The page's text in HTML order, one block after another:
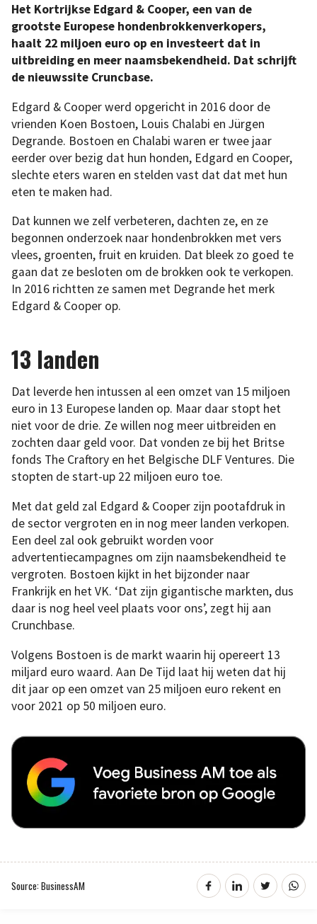
Het Kortrijkse Edgard & Cooper, een van de
grootste Europese hondenbrokkenverkopers,
haalt 22 miljoen euro op en investeert dat in
uitbreiding en meer naamsbekendheid. Dat schrijft
de nieuwssite Cruncbase.
Edgard & Cooper werd opgericht in 2016 door de
vrienden Koen Bostoen, Louis Chalabi en Jürgen
Degrande. Bostoen en Chalabi waren er twee jaar
eerder over bezig dat hun honden, Edgard en Cooper,
slechte eters waren en stelden vast dat dat met hun
eten te maken had.
Dat kunnen we zelf verbeteren, dachten ze, en ze
begonnen onderzoek naar hondenbrokken met vers
vlees, groenten, fruit en kruiden. Dat bleek zo goed te
gaan dat ze besloten om de brokken ook te verkopen.
In 2016 richtten ze samen met Degrande het merk
Edgard & Cooper op.
13 landen
Dat leverde hen intussen al een omzet van 15 miljoen
euro in 13 Europese landen op. Maar daar stopt het
niet voor de drie. Ze willen nog meer uitbreiden en
zochten daar geld voor. Dat vonden ze bij het Britse
fonds The Craftory en het Belgische DLF Ventures. Die
stopten de start-up 22 miljoen euro toe.
Met dat geld zal Edgard & Cooper zijn pootafdruk in
de sector vergroten en in nog meer landen verkopen.
Een deel zal ook gebruikt worden voor
advertentiecampagnes om zijn naamsbekendheid te
vergroten. Bostoen kijkt in het bijzonder naar
Frankrijk en het VK. ‘Dat zijn gigantische markten, dus
daar is nog heel veel plaats voor ons’, zegt hij aan
Crunchbase.
Volgens Bostoen is de markt waarin hij opereert 13
miljard euro waard. Aan De Tijd laat hij weten dat hij
dit jaar op een omzet van 25 miljoen euro rekent en
voor 2021 op 50 miljoen euro.
Source: BusinessAM